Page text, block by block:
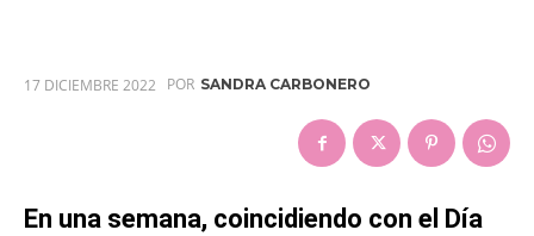
17 DICIEMBRE 2022 POR SANDRA CARBONERO
En una semana, coincidiendo con el Día